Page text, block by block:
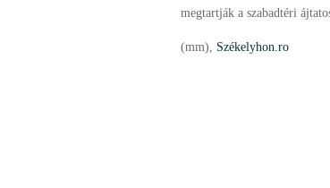
megtartják a szabadtéri
(mm), Székelyhon.ro